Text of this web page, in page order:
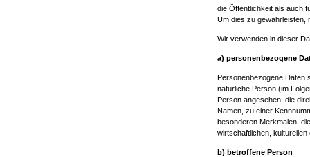
die Öffentlichkeit als auch
Um dies zu gewährleisten,
Wir verwenden in dieser
a) personenbezogene
Personenbezogene Daten
natürliche Person (im
Person angesehen, die
Namen, zu einer
besonderen Merkmalen,
wirtschaftlichen,
b) betroffene Person